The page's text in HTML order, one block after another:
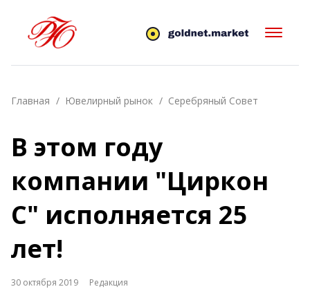
Главная Ювелирный рынок Серебряный Совет
В этом году
компании "Циркон
С" исполняется 25
лет!
30 октября 2019 Редакция